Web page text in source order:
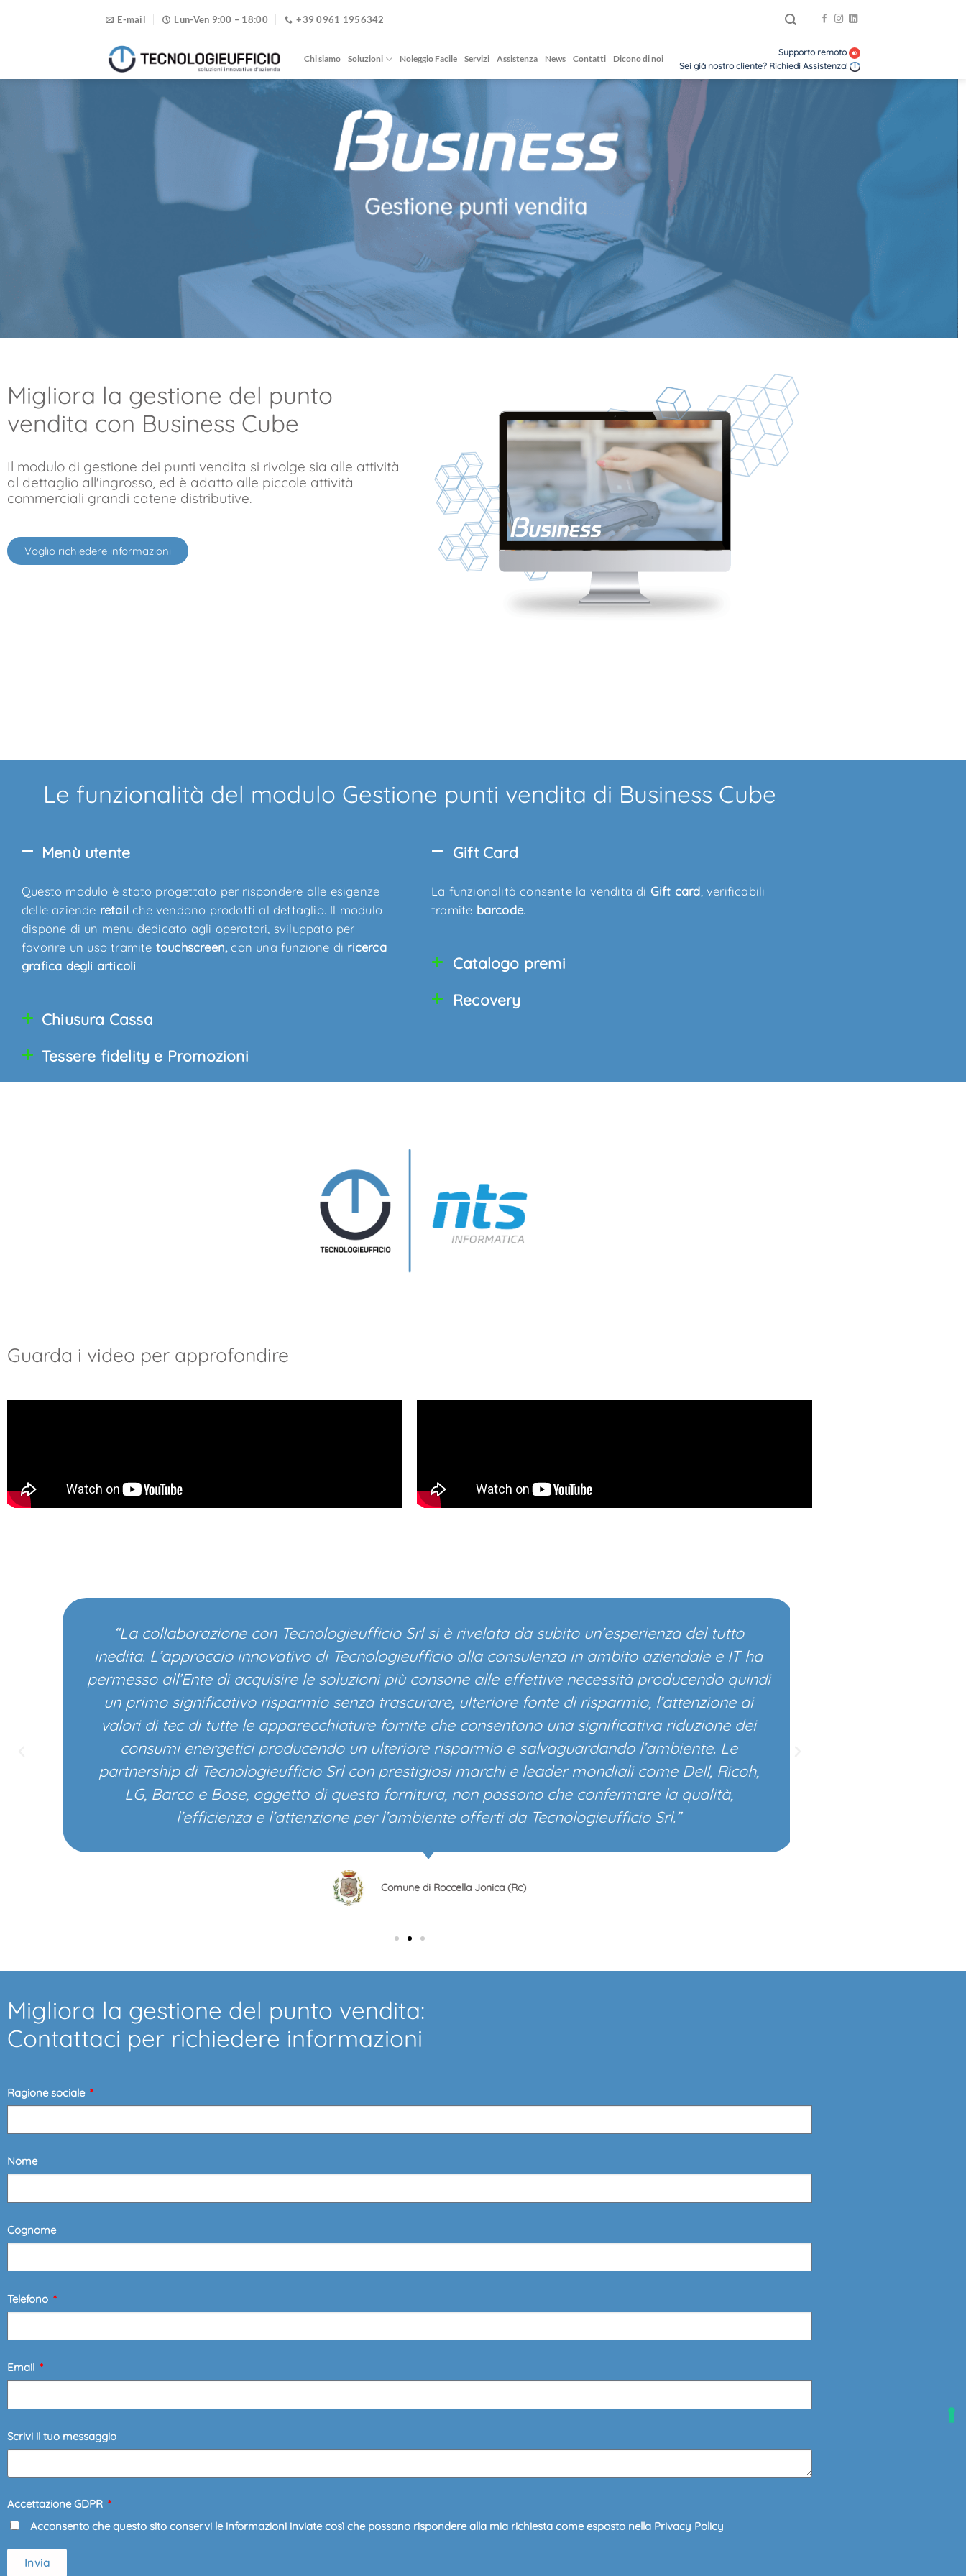
E-mail Lun-Ven 9:00 – 18:00 +39 0961 1956342
Chi siamo Soluzioni Noleggio Facile Servizi Assistenza News Contatti Dicono di noi
Supporto remoto
Sei già nostro cliente? Richiedi Assistenza!
Migliora la gestione del punto
vendita con Business Cube
Il modulo di gestione dei punti vendita si rivolge sia alle attività
al dettaglio all'ingrosso, ed è adatto alle piccole attività
commerciali grandi catene distributive.
Voglio richiedere informazioni
Le funzionalità del modulo Gestione punti vendita di Business Cube
Menù utente
Questo modulo è stato progettato per rispondere alle esigenze
delle aziende retail che vendono prodotti al dettaglio. Il modulo
dispone di un menu dedicato agli operatori, sviluppato per
favorire un uso tramite touchscreen,con una funzione di ricerca
grafica degli articoli
Chiusura Cassa
Tessere fidelity e Promozioni
Gift Card
La funzionalità consente la vendita di Gift card , verificabili
tramite barcode.
Catalogo premi
Recovery
Guarda i video per approfondire
“La collaborazione con Tecnologieufficio Srl si è rivelata da subito un’esperienza del tutto
inedita. L’approccio innovativo di Tecnologieufficio alla consulenza in ambito aziendale e IT ha
permesso all’Ente di acquisire le soluzioni più consone alle effettive necessità producendo quindi
un primo significativo risparmio senza trascurare, ulteriore fonte di risparmio, l’attenzione ai
valori di tec di tutte le apparecchiature fornite che consentono una significativa riduzione dei
consumi energetici producendo un ulteriore risparmio e salvaguardando l’ambiente. Le
partnership di Tecnologieufficio Srl con prestigiosi marchi e leader mondiali come Dell, Ricoh,
LG, Barco e Bose, oggetto di questa fornitura, non possono che confermare la qualità,
l’efficienza e l’attenzione per l’ambiente offerti da Tecnologieufficio Srl.”
Comune di Roccella Jonica (Rc)
Migliora la gestione del punto vendita:
Contattaci per richiedere informazioni
Ragione sociale
Nome
Cognome
Telefono
Email
Scrivi il tuo messaggio
Accettazione GDPR
Acconsento che questo sito conservi le informazioni inviate così che possano rispondere alla mia richiesta come esposto nella Privacy Policy
Invia